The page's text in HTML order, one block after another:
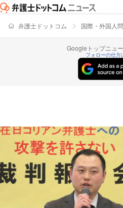
弁護士ドットコム 国際・外国人
Googleトップニュ
フォローの仕方